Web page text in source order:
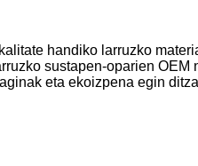
handiko larruzko
sustapen-oparien
eta ekoizpena egin